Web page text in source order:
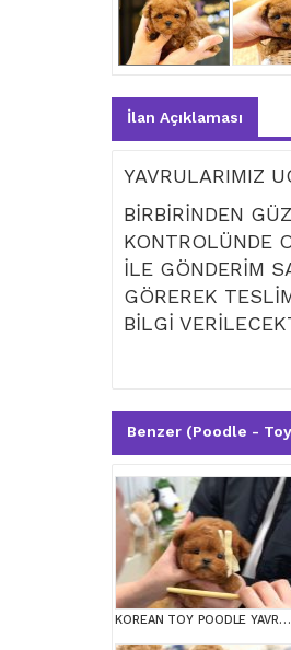
İlan Açıklaması
YAVRULARIMIZ
BİRBİRİNDEN
KONTROLÜNDE
İLE GÖNDERİM
GÖREREK
BİLGİ
Benzer (Poodle -
KOREAN TOY POODLE YAVRULARIM